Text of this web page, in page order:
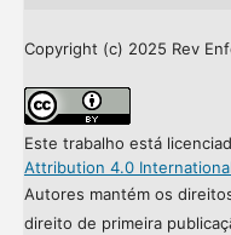
Copyright (c) 2025 Rev
Este trabalho está
Attribution 4.0
Autores mantém os
direito de primeira